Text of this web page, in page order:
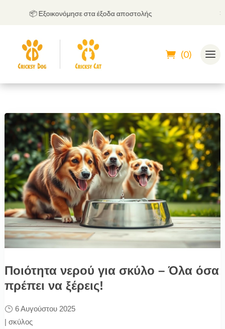
📦 Εξοικονόμησε στα έξοδα αποστολής
(0)
Ποιότητα νερού για σκύλο – Όλα όσα
πρέπει να ξέρεις!
6 Αυγούστου 2025
| σκύλος